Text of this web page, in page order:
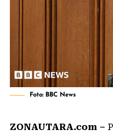
Foto: BBC News
ZONAUTARA.com –